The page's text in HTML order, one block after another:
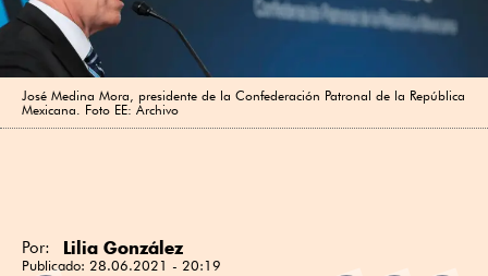
José Medina Mora, presidente de la Confederación Patronal de la República
Mexicana. Foto EE: Archivo
Por: Lilia González
Publicado: 28.06.2021 - 20:19